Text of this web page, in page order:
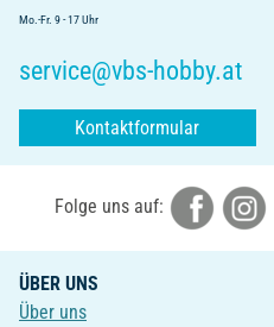
Mo.-Fr. 9 - 17 Uhr
service@vbs-hobby.at
Kontaktformular
Folge uns auf:
ÜBER UNS
Über uns